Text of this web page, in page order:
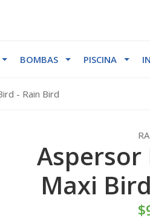
BOMBAS PISCINA
- Rain Bird
Aspersor
Maxi